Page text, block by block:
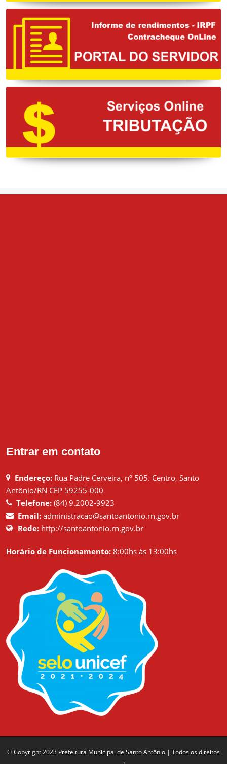
Entrar em contato
Endereço: Rua Padre Cerveira, nº 505. Centro, Santo
Antônio/RN CEP 59255-000
Telefone: (84) 9.2002-9923
Email: administracao@santoantonio.rn.gov.br
Rede: http://santoantonio.rn.gov.br
Horário de Funcionamento: 8:00hs às 13:00hs
© Copyright 2023 Prefeitura Municipal de Santo Antônio | Todos os direitos